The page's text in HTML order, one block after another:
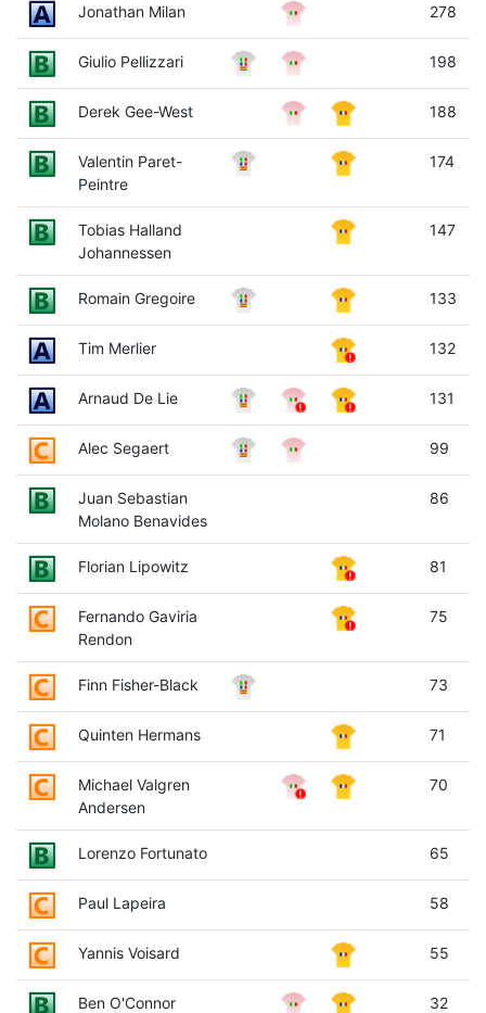
Jonathan Milan 278
Giulio Pellizzari 198
Derek Gee-West 188
Valentin Paret-
Peintre
174
Tobias Halland
Johannessen
147
Romain Gregoire 133
Tim Merlier 132
Arnaud De Lie 131
Alec Segaert 99
Juan Sebastian
Molano Benavides
86
Florian Lipowitz 81
Fernando Gaviria
Rendon
75
Finn Fisher-Black 73
Quinten Hermans 71
Michael Valgren
Andersen
70
Lorenzo Fortunato 65
Paul Lapeira 58
Yannis Voisard 55
Ben O'Connor 32